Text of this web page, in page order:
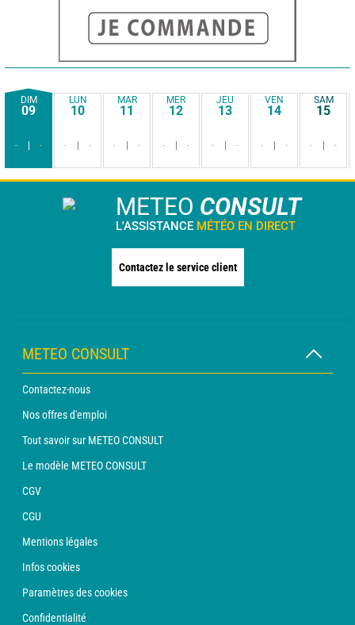
DIM
09
- -
LUN
10
- -
MAR
11
- -
MER
12
- -
JEU
13
- -
VEN
14
- -
SAM
15
- -
METEO CONSULT
L'ASSISTANCE MÉTÉO EN DIRECT
Contactez le service client
METEO CONSULT
Contactez-nous
Nos offres d'emploi
Tout savoir sur METEO CONSULT
Le modèle METEO CONSULT
CGV
CGU
Mentions légales
Infos cookies
Paramètres des cookies
Confidentialité